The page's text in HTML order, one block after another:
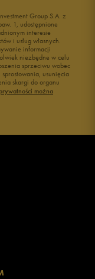
Group S.A. z
1, udostępnione
interesie
i usług własnych.
informacji
niezbędne w celu
sprzeciwu wobec
usunięcia
skargi do organu
można